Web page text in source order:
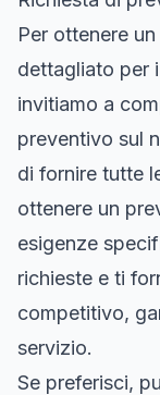
Per ottenere
dettagliato per
invitiamo a
preventivo sul
di fornire tutte
ottenere un
esigenze
richieste e ti
competitivo,
servizio.
Se preferisci,